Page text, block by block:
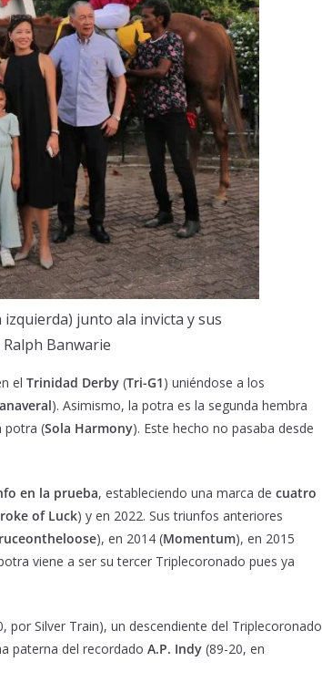
izquierda) junto ala invicta y sus
Banwarie
el Trinidad Derby (Tri-G1) uniéndose a los
). Asimismo, la potra es la segunda hembra
potra (Sola Harmony). Este hecho no pasaba desde
en la prueba, estableciendo una marca de cuatro
of Luck) y en 2022. Sus triunfos anteriores
), en 2014 (Momentum), en 2015
viene a ser su tercer Triplecoronado pues ya
por Silver Train), un descendiente del Triplecoronado
paterna del recordado A.P. Indy (89-20, en